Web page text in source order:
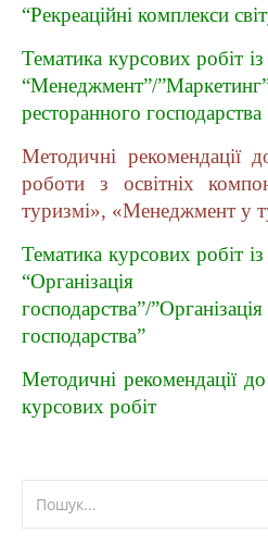
“Рекреаційні комплекси
Тематика курсових робіт
“Менеджмент”/
ресторанного господарства
Методичні рекомендації
роботи з освітніх
туризмі», «Менеджмент у
Тематика курсових робіт
“Організація
господарства”/
господарства”
Методичні рекомендації
курсових робіт